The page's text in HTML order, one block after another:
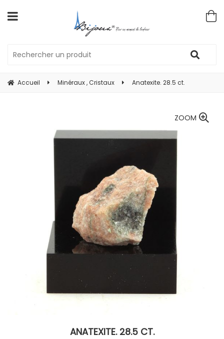
Accueil Minéraux , Cristaux Anatexite. 28.5 ct.
ZOOM
ANATEXITE. 28.5 CT.